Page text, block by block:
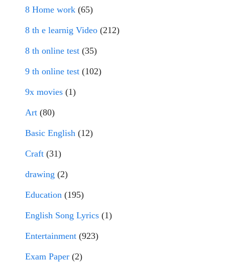
8 Home work (65)
8 th e learnig Video (212)
8 th online test (35)
9 th online test (102)
9x movies (1)
Art (80)
Basic English (12)
Craft (31)
drawing (2)
Education (195)
English Song Lyrics (1)
Entertainment (923)
Exam Paper (2)